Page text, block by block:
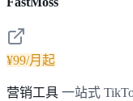
¥99/月起
营销工具 一站式